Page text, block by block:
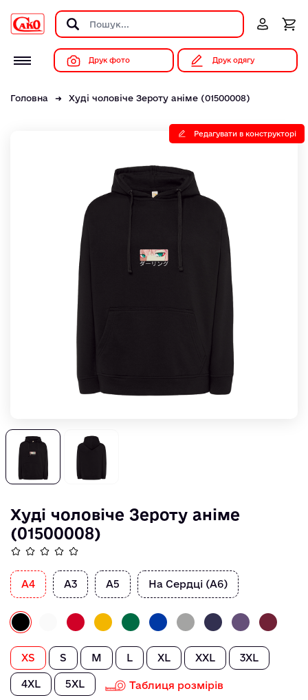
Друк фото Друк одягу
Головна Худі чоловіче Зероту аніме (01500008)
Редагувати в конструкторі
Худі чоловіче Зероту аніме
(01500008)
А4 А3 А5 На Сердці (А6)
XS S M L XL XXL 3XL
4XL 5XL Таблиця розмірів